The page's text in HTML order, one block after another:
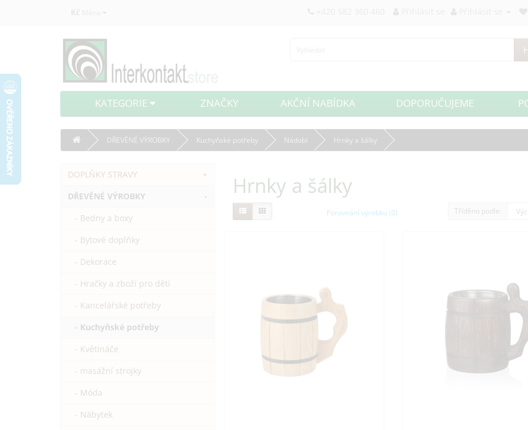
Kč Měna +420 582 360 460 Přihlásit se Přihlásit se
KATEGORIE ZNAČKY AKČNÍ NABÍDKA DOPORUČUJEME
DŘEVĚNÉ VÝROBKY Kuchyňské potřeby Nádobí Hrnky a šálky
DOPLŇKY STRAVY
+
DŘEVĚNÉ VÝROBKY
-
- Bedny a boxy
- Bytové doplňky
- Dekorace
- Hračky a zboží pro děti
- Kancelářské potřeby
- Kuchyňské potřeby
- Květináče
- masážní strojky
- Móda
- Nábytek
Hrnky a šálky
Porovnání výrobku (0) Tříděno podle: